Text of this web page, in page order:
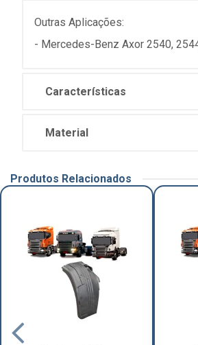
Outras Aplicações:
- Mercedes-Benz Axor 2540,
Características
Material
Produtos Relacionados